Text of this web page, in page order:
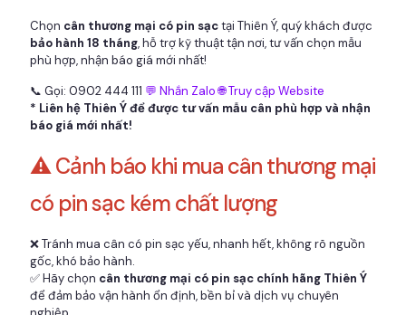
Chọn cân thương mại có pin sạctại Thiên Ý, quý khách được
bảo hành 18 tháng, hỗ trợ kỹ thuật tận nơi, tư vấn chọn mẫu
phù hợp, nhận báo giá mới nhất!
📞 Gọi: 0902 444 111 💬 Nhắn Zalo 🌐 Truy cập Website
* Liên hệ Thiên Ý để được tư vấn mẫu cân phù hợp và nhận
báo giá mới nhất!
⚠️ Cảnh báo khi mua cân thương mại
có pin sạc kém chất lượng
❌ Tránh mua cân có pin sạc yếu, nhanh hết, không rõ nguồn
gốc, khó bảo hành.
✅ Hãy chọn cân thương mại có pin sạc chính hãng Thiên Ý
để đảm bảo vận hành ổn định, bền bỉ và dịch vụ chuyên